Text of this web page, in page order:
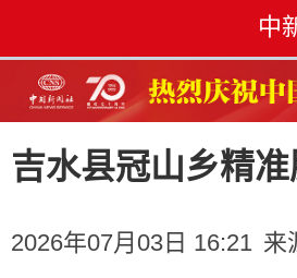
中
吉水县冠山乡精
2026年07月03日 16:21 来